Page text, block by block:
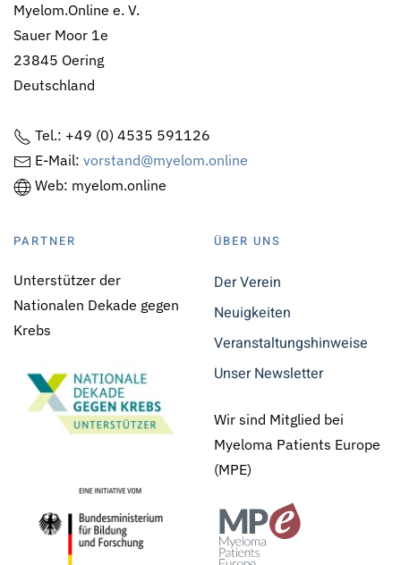
Myelom.Online e. V.
Sauer Moor 1e
23845 Oering
Deutschland
Tel.: +49 (0) 4535 591126
E-Mail: vorstand@myelom.online
Web: myelom.online
PARTNER
Unterstützer der
Nationalen Dekade gegen
Krebs
ÜBER UNS
Der Verein
Neuigkeiten
Veranstaltungshinweise
Unser Newsletter
Wir sind Mitglied bei
Myeloma Patients Europe
(MPE)